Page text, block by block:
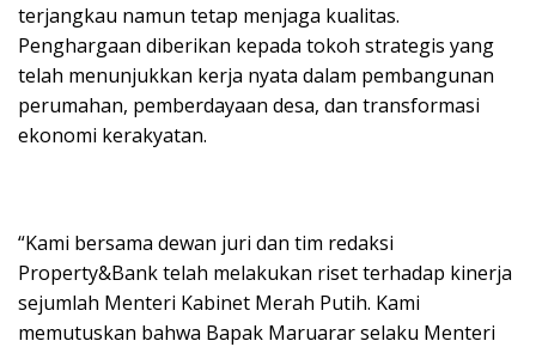
terjangkau namun tetap menjaga kualitas.
Penghargaan diberikan kepada tokoh strategis yang
telah menunjukkan kerja nyata dalam pembangunan
perumahan, pemberdayaan desa, dan transformasi
ekonomi kerakyatan.
“Kami bersama dewan juri dan tim redaksi
Property&Bank telah melakukan riset terhadap kinerja
sejumlah Menteri Kabinet Merah Putih. Kami
memutuskan bahwa Bapak Maruarar selaku Menteri